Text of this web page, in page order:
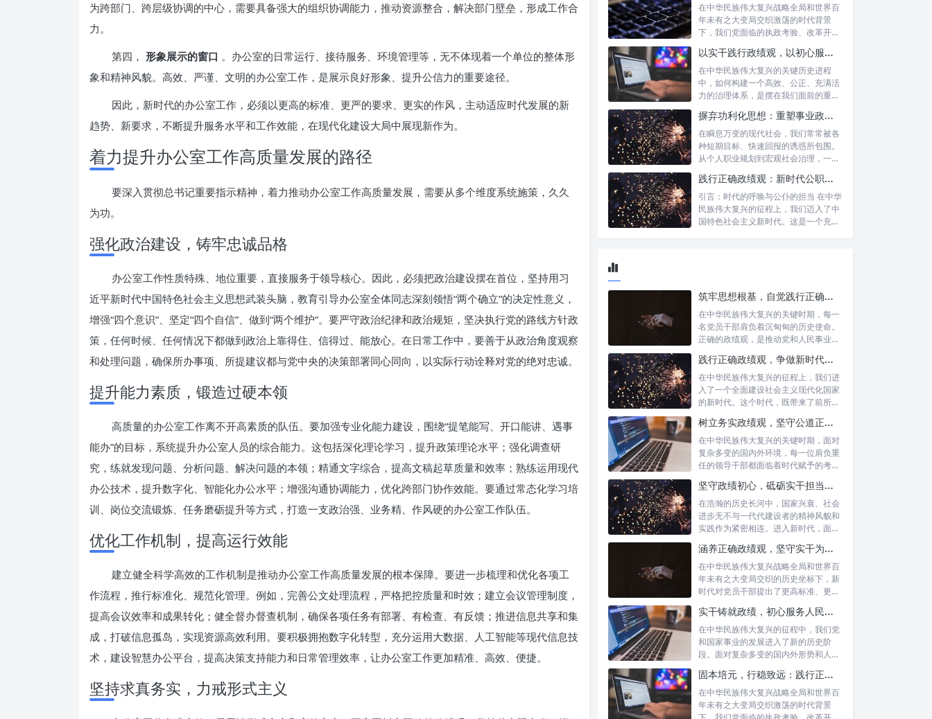
为跨部门、跨层级协调的中心，需要具备强大的组织协调能力，推动资源整合，解决部门壁垒，形成工作合
力。
第四， 形象展示的窗口 。办公室的日常运行、接待服务、环境管理等，无不体现着一个单位的整体形
象和精神风貌。高效、严谨、文明的办公室工作，是展示良好形象、提升公信力的重要途径。
因此，新时代的办公室工作，必须以更高的标准、更严的要求、更实的作风，主动适应时代发展的新
趋势、新要求，不断提升服务水平和工作效能，在现代化建设大局中展现新作为。
着力提升办公室工作高质量发展的路径
要深入贯彻总书记重要指示精神，着力推动办公室工作高质量发展，需要从多个维度系统施策，久久
为功。
强化政治建设，铸牢忠诚品格
办公室工作性质特殊、地位重要，直接服务于领导核心。因此，必须把政治建设摆在首位，坚持用习
近平新时代中国特色社会主义思想武装头脑，教育引导办公室全体同志深刻领悟“两个确立”的决定性意义，
增强“四个意识”、坚定“四个自信”、做到“两个维护”。要严守政治纪律和政治规矩，坚决执行党的路线方针政
策，任何时候、任何情况下都做到政治上靠得住、信得过、能放心。在日常工作中，要善于从政治角度观察
和处理问题，确保所办事项、所提建议都与党中央的决策部署同心同向，以实际行动诠释对党的绝对忠诚。
提升能力素质，锻造过硬本领
高质量的办公室工作离不开高素质的队伍。要加强专业化能力建设，围绕“提笔能写、开口能讲、遇事
能办”的目标，系统提升办公室人员的综合能力。这包括深化理论学习，提升政策理论水平；强化调查研
究，练就发现问题、分析问题、解决问题的本领；精通文字综合，提高文稿起草质量和效率；熟练运用现代
办公技术，提升数字化、智能化办公水平；增强沟通协调能力，优化跨部门协作效能。要通过常态化学习培
训、岗位交流锻炼、任务磨砺提升等方式，打造一支政治强、业务精、作风硬的办公室工作队伍。
优化工作机制，提高运行效能
建立健全科学高效的工作机制是推动办公室工作高质量发展的根本保障。要进一步梳理和优化各项工
作流程，推行标准化、规范化管理。例如，完善公文处理流程，严格把控质量和时效；建立会议管理制度，
提高会议效率和成果转化；健全督办督查机制，确保各项任务有部署、有检查、有反馈；推进信息共享和集
成，打破信息孤岛，实现资源高效利用。要积极拥抱数字化转型，充分运用大数据、人工智能等现代信息技
术，建设智慧办公平台，提高决策支持能力和日常管理效率，让办公室工作更加精准、高效、便捷。
坚持求真务实，力戒形式主义
在中华民族伟大复兴战略全局和世界百
年未有之大变局交织激荡的时代背景
下，我们党面临的执政考验、改革开放
以实干践行政绩观，以初心服务群众：新时代治理的灯塔与指南
在中华民族伟大复兴的关键历史进程
中，如何构建一个高效、公正、充满活
力的治理体系，是摆在我们面前的重要
摒弃功利化思想：重塑事业政绩观，驱动社会高质量发展
在瞬息万变的现代社会，我们常常被各
种短期目标、快速回报的诱惑所包围。
从个人职业规划到宏观社会治理，一种
践行正确政绩观：新时代公职人员的使命与担当
引言：时代的呼唤与公仆的担当 在中华
民族伟大复兴的征程上，我们迈入了中
国特色社会主义新时代。这是一个充满
筑牢思想根基，自觉践行正确政绩观：新时代党员干部的价值指引
在中华民族伟大复兴的关键时期，每一
名党员干部肩负着沉甸甸的历史使命。
正确的政绩观，是推动党和人民事业发
践行正确政绩观，争做新时代合格公职人员：新征程的使命与担当
在中华民族伟大复兴的征程上，我们进
入了一个全面建设社会主义现代化国家
的新时代。这个时代，既带来了前所未
树立务实政绩观，坚守公道正派底线：新时代领导干部高质量发展指南
在中华民族伟大复兴的关键时期，面对
复杂多变的国内外环境，每一位肩负重
任的领导干部都面临着时代赋予的考验
坚守政绩初心，砥砺实干担当：新时代高质量发展的精神坐标
在浩瀚的历史长河中，国家兴衰、社会
进步无不与一代代建设者的精神风貌和
实践作为紧密相连。进入新时代，面对
涵养正确政绩观，坚守实干为民情怀：新时代党员干部的责任与担当
在中华民族伟大复兴战略全局和世界百
年未有之大变局交织的历史坐标下，新
时代对党员干部提出了更高标准、更严
实干铸就政绩，初心服务人民：新时代干部担当作为的实践指南
在中华民族伟大复兴的征程中，我们党
和国家事业的发展进入了新的历史阶
段。面对复杂多变的国内外形势和人民
固本培元，行稳致远：践行正确政绩理念，永葆务实清廉作风的时代命题
在中华民族伟大复兴战略全局和世界百
年未有之大变局交织激荡的时代背景